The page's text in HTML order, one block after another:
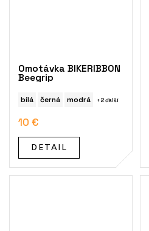
Omotávka BIKERIBBON
Beegrip
bílá černá modrá + 2 ďalší
10 €
DETAIL